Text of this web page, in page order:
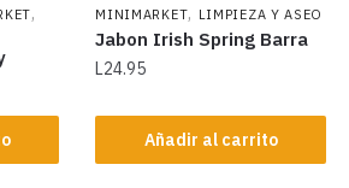
, MINIMARKET, LIMPIEZA Y ASEO
Jabon Irish Spring Barra
L24.95
Añadir al carrito